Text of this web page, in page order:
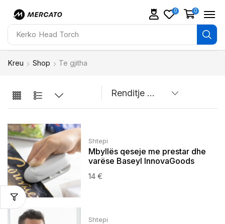
Kerko Head Torch
0 0
Kreu Shop Te gjitha
Shtepi
Mbyllës qeseje me prestar dhe
varëse Baseyl InnovaGoods
14€
Shtepi